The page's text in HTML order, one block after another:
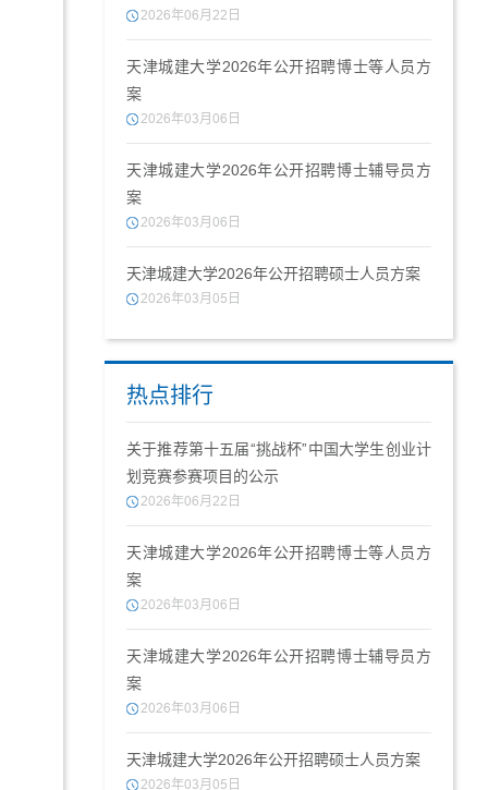
2026年06月22日
天津城建大学2026年公开招聘博士等人员方
案
2026年03月06日
天津城建大学2026年公开招聘博士辅导员方
案
2026年03月06日
天津城建大学2026年公开招聘硕士人员方案
2026年03月05日
热点排行
关于推荐第十五届“挑战杯”中国大学生创业计
划竞赛参赛项目的公示
2026年06月22日
天津城建大学2026年公开招聘博士等人员方
案
2026年03月06日
天津城建大学2026年公开招聘博士辅导员方
案
2026年03月06日
天津城建大学2026年公开招聘硕士人员方案
2026年03月05日